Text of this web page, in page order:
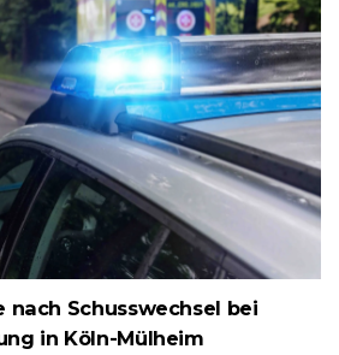
nach Schusswechsel bei
in Köln-Mülheim